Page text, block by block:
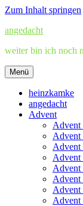
Zum Inhalt springen
angedacht
weiter bin ich noch
Menü
heinzkamke
angedacht
Advent
Advent
Advent
Advent
Advent
Advent
Advent
Advent
Advent